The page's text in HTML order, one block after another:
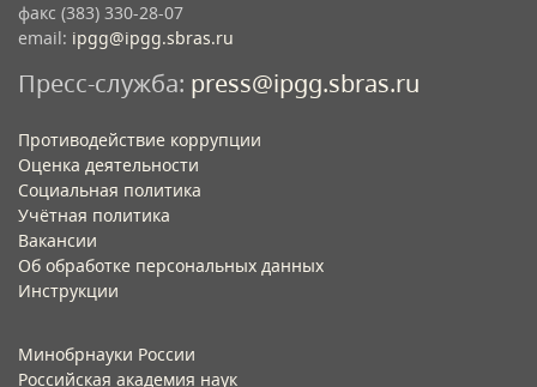
факс (383) 330-28-07
email: ipgg@ipgg.sbras.ru
Пресс-служба: press@ipgg.sbras.ru
Противодействие коррупции
Оценка деятельности
Социальная политика
Учётная политика​
Вакансии​
Об обработке персональных данных​
Инструкции​
Минобрнауки России
Российская академия наук